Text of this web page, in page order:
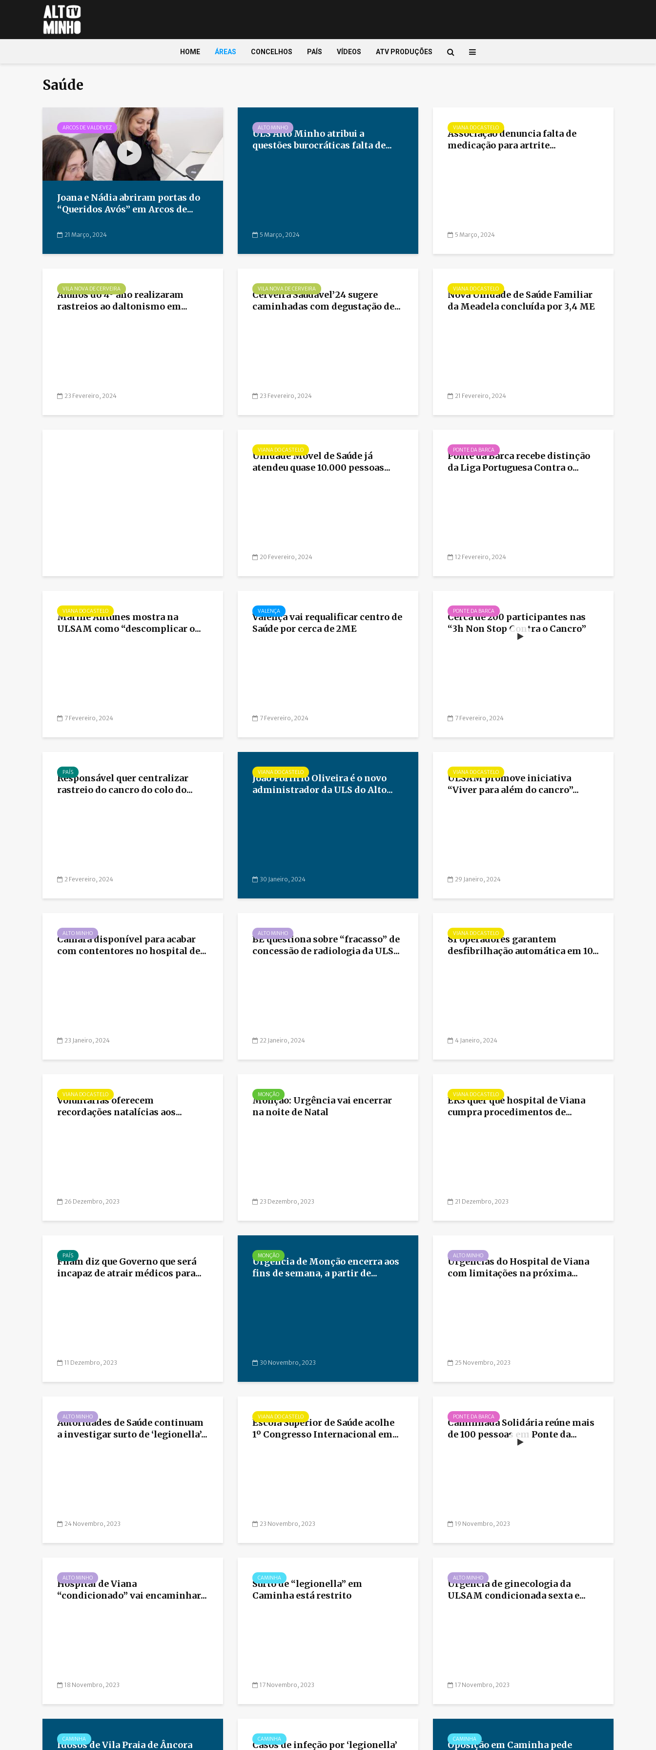
HOME ÁREAS CONCELHOS PAÍS VÍDEOS ATV PRODUÇÕES
Saúde
ARCOS DE VALDEVEZ
Joana e Nádia abriram portas do
“Queridos Avós” em Arcos de...
21 Março, 2024
ALTO MINHO
ULS Alto Minho atribui a
questões burocráticas falta de...
5 Março, 2024
VIANA DO CASTELO
Associação denuncia falta de
medicação para artrite...
5 Março, 2024
VILA NOVA DE CERVEIRA
Alunos do 4º ano realizaram
rastreios ao daltonismo em...
23 Fevereiro, 2024
VILA NOVA DE CERVEIRA
Cerveira Saudável’24 sugere
caminhadas com degustação de...
23 Fevereiro, 2024
VIANA DO CASTELO
Nova Unidade de Saúde Familiar
da Meadela concluída por 3,4 ME
21 Fevereiro, 2024
VIANA DO CASTELO
Unidade Móvel de Saúde já
atendeu quase 10.000 pessoas...
20 Fevereiro, 2024
PONTE DA BARCA
Ponte da Barca recebe distinção
da Liga Portuguesa Contra o...
12 Fevereiro, 2024
VIANA DO CASTELO
Marine Antunes mostra na
ULSAM como “descomplicar o...
7 Fevereiro, 2024
VALENÇA
Valença vai requalificar centro de
Saúde por cerca de 2ME
7 Fevereiro, 2024
PONTE DA BARCA
Cerca de 200 participantes nas
“3h Non Stop Contra o Cancro”
7 Fevereiro, 2024
PAÍS
Responsável quer centralizar
rastreio do cancro do colo do...
2 Fevereiro, 2024
VIANA DO CASTELO
João Porfírio Oliveira é o novo
administrador da ULS do Alto...
30 Janeiro, 2024
VIANA DO CASTELO
ULSAM promove iniciativa
“Viver para além do cancro”...
29 Janeiro, 2024
ALTO MINHO
Câmara disponível para acabar
com contentores no hospital de...
23 Janeiro, 2024
ALTO MINHO
BE questiona sobre “fracasso” de
concessão de radiologia da ULS...
22 Janeiro, 2024
VIANA DO CASTELO
81 operadores garantem
desfibrilhação automática em 10...
4 Janeiro, 2024
VIANA DO CASTELO
Voluntárias oferecem
recordações natalícias aos...
26 Dezembro, 2023
MONÇÃO
Monção: Urgência vai encerrar
na noite de Natal
23 Dezembro, 2023
VIANA DO CASTELO
ERS quer que hospital de Viana
cumpra procedimentos de...
21 Dezembro, 2023
PAÍS
Fnam diz que Governo que será
incapaz de atrair médicos para...
11 Dezembro, 2023
MONÇÃO
Urgência de Monção encerra aos
fins de semana, a partir de...
30 Novembro, 2023
ALTO MINHO
Urgências do Hospital de Viana
com limitações na próxima...
25 Novembro, 2023
ALTO MINHO
Autoridades de Saúde continuam
a investigar surto de ‘legionella’...
24 Novembro, 2023
VIANA DO CASTELO
Escola Superior de Saúde acolhe
1º Congresso Internacional em...
23 Novembro, 2023
PONTE DA BARCA
Caminhada Solidária reúne mais
de 100 pessoas em Ponte da...
19 Novembro, 2023
ALTO MINHO
Hospital de Viana
“condicionado” vai encaminhar...
18 Novembro, 2023
CAMINHA
Surto de “legionella” em
Caminha está restrito
17 Novembro, 2023
ALTO MINHO
Urgência de ginecologia da
ULSAM condicionada sexta e...
17 Novembro, 2023
CAMINHA
Idosos de Vila Praia de Âncora
CAMINHA
Casos de infeção por ‘legionella’
CAMINHA
Oposição em Caminha pede